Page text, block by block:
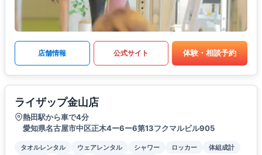
店舗情報 公式サイト 体験・相談予約
ライザップ金山店
熱田駅から車で4分
愛知県名古屋市中区正木4ー6ー6第13フクマルビル905
タオルレンタル ウェアレンタル シャワー ロッカー
体組成計